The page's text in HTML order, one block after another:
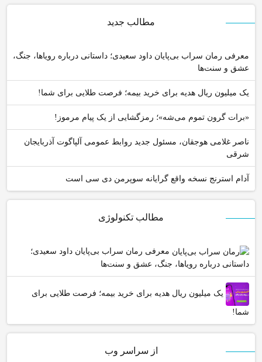
مطالب تکنولوژی
معرفی رمان سراب بی‌پایان داود سعیدی؛
داستانی درباره رویاها، جنگ، عشق و سنت‌ها
یک میلیون ریال هدیه برای خرید بیمه؛ فرصت طلایی برای
شما!
از سراسر وب
مطالب جدید
معرفی رمان سراب بی‌پایان داود سعیدی؛ داستانی درباره رویاها، جنگ،
عشق و سنت‌ها
یک میلیون ریال هدیه برای خرید بیمه؛ فرصت طلایی برای شما!
«برات گرون تموم می‌شه»؛ رمزگشایی از یک پیام مرموز!
ناصر غلامی هوجقان، مسئول جدید روابط عمومی آلپاگوت آذربایجان
شرقی
آدام استرنج نسخه واقع گرایانه سوپرمن دی سی است